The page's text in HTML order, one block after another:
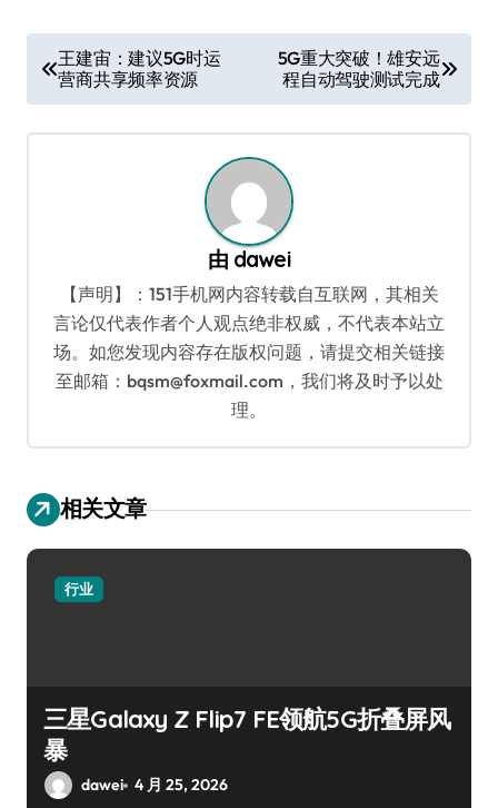
章
导
王建宙：建议5G时运
营商共享频率资源
5G重大突破！雄安远
程自动驾驶测试完成
由 dawei
【声明】：151手机网内容转载自互联网，其相关
言论仅代表作者个人观点绝非权威，不代表本站立
场。如您发现内容存在版权问题，请提交相关链接
至邮箱：bqsm@foxmail.com，我们将及时予以处
理。
相关文章
行业
三星Galaxy Z Flip7 FE领航5G折叠屏风
暴
dawei 4 月 25, 2026